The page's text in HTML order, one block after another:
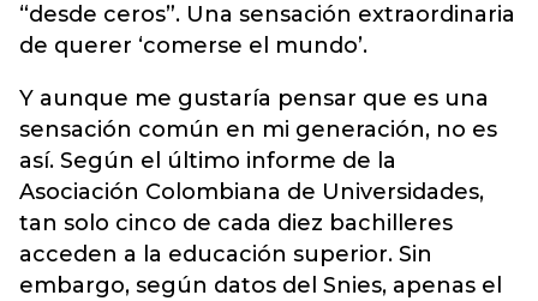
“desde ceros”. Una sensación extraordinaria
de querer ‘comerse el mundo’.
Y aunque me gustaría pensar que es una
sensación común en mi generación, no es
así. Según el último informe de la
Asociación Colombiana de Universidades,
tan solo cinco de cada diez bachilleres
acceden a la educación superior. Sin
embargo, según datos del Snies, apenas el